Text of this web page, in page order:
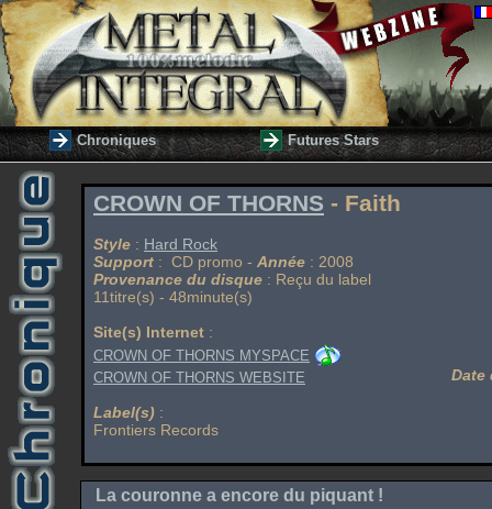
Chroniques Futures Stars
CROWN OF THORNS - Faith
Style : Hard Rock
Support : CD promo - Année : 2008
Provenance du disque : Reçu du label
11titre(s) - 48minute(s)
Site(s) Internet :
CROWN OF THORNS MYSPACE
CROWN OF THORNS WEBSITE
Label(s) :
Frontiers Records
Date
La couronne a encore du piquant !